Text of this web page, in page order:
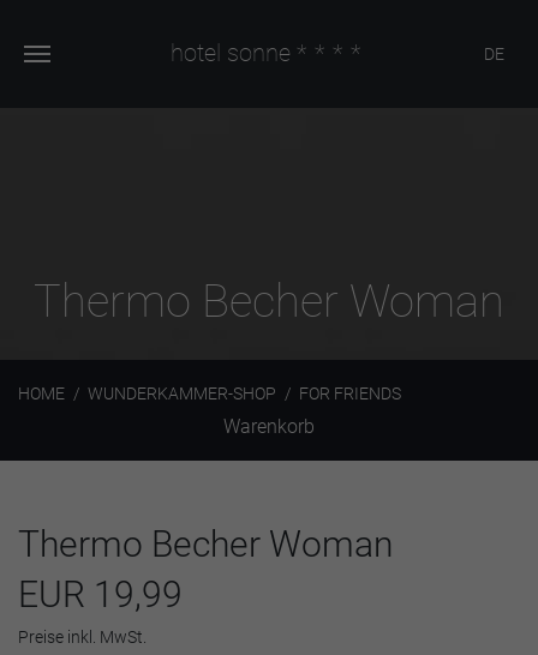
hotel sonne **** DE
Thermo Becher Woman
HOME WUNDERKAMMER-SHOP FOR FRIENDS
Warenkorb
Thermo Becher Woman
EUR 19,99
Preise inkl. MwSt.